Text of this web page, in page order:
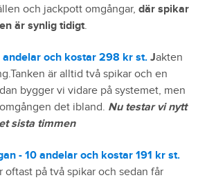
och jackpott omgångar, där spikar
är synlig tidigt.
och kostar 298 kr st. Jakten
är alltid två spikar och en
bygger vi vidare på systemet, men
det ibland. Nu testar vi nytt
sista timmen
- 10 andelar och kostar 191 kr st.
oftast på två spikar och sedan får